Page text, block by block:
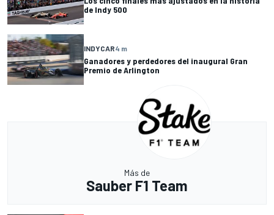
de Indy 500
INDYCAR4 m
Ganadores y perdedores del inaugural Gran
Premio de Arlington
Más de
Sauber F1 Team